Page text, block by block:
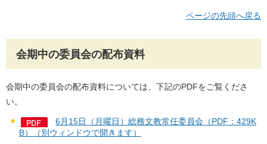
ページの先頭へ戻る
会期中の委員会の配布資料
会期中の委員会の配布資料については、下記のPDFをご覧くださ
い。
6月15日（月曜日）総務文教常任委員会（PDF：429K
B）（別ウィンドウで開きます）